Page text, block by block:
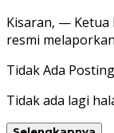
Kisaran, — Ketua
resmi
Tidak Ada
Tidak ada lagi